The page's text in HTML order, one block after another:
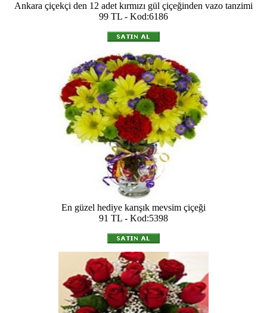
Ankara çiçekçi den 12 adet kırmızı gül çiçeğinden vazo tanzimi
99 TL - Kod:6186
En güzel hediye karışık mevsim çiçeği
91 TL - Kod:5398